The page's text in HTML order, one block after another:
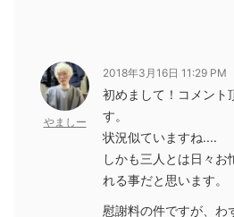
やましー
2018年3月16日 11:29 PM
初めまして！コメント
す。
状況似ていますね....
しかも三人とは日々お
れる事だと思います。
慰謝料の件ですが、わ